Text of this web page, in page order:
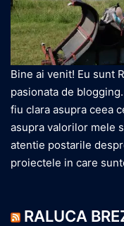
Bine ai venit! Eu sunt
pasionata de
fiu clara asupra ceea
asupra valorilor mele
atentie postarile
proiectele in care
RALUCA